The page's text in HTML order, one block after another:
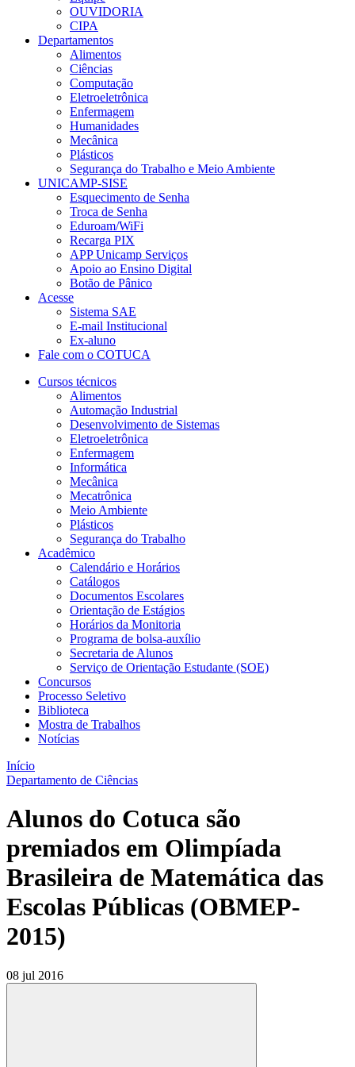
OUVIDORIA
CIPA
Departamentos
Alimentos
Ciências
Computação
Eletroeletrônica
Enfermagem
Humanidades
Mecânica
Plásticos
Segurança do Trabalho e Meio Ambiente
UNICAMP-SISE
Esquecimento de Senha
Troca de Senha
Eduroam/WiFi
Recarga PIX
APP Unicamp Serviços
Apoio ao Ensino Digital
Botão de Pânico
Acesse
Sistema SAE
E-mail Institucional
Ex-aluno
Fale com o COTUCA
Cursos técnicos
Alimentos
Automação Industrial
Desenvolvimento de Sistemas
Eletroeletrônica
Enfermagem
Informática
Mecânica
Mecatrônica
Meio Ambiente
Plásticos
Segurança do Trabalho
Acadêmico
Calendário e Horários
Catálogos
Documentos Escolares
Orientação de Estágios
Horários da Monitoria
Programa de bolsa-auxílio
Secretaria de Alunos
Serviço de Orientação Estudante (SOE)
Concursos
Processo Seletivo
Biblioteca
Mostra de Trabalhos
Notícias
Início
Departamento de Ciências
Alunos do Cotuca são
premiados em Olimpíada
Brasileira de Matemática das
Escolas Públicas (OBMEP-
2015)
08 jul 2016